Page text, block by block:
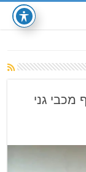
מכבי גני